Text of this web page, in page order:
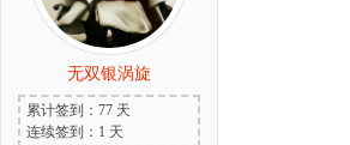
无双银涡旋
累计签到：77 天
连续签到：1 天